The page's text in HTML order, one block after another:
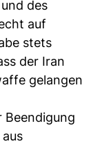
des
auf
stets
der Iran
gelangen
Beendigung